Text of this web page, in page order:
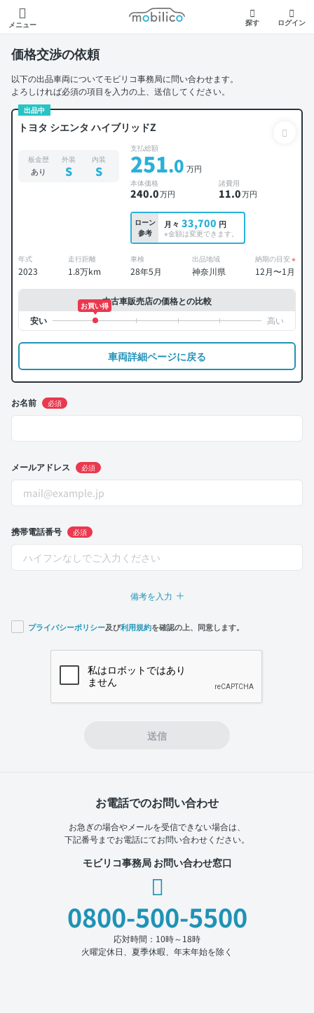
メニュー
モビリコ
探す ログイン
価格交渉の依頼
以下の出品車両についてモビリコ事務局に問い合わせます。
よろしければ必須の項目を入力の上、送信してください。
出品中
トヨタ シエンタ ハイブリッドZ
板金歴
あり
外装
S
内装
S
支払総額
251.0 万円
本体価格
240.0万円
諸費用
11.0万円
ローン
参考
月々 33,700 円
※金額は変更できます。
年式
2023
走行距離
1.8万km
車検
28年5月
出品地域
神奈川県
納期の目安 ※
12月〜1月
中古車販売店の価格との比較
お買い得
車両詳細ページに戻る
お名前 必須
メールアドレス 必須
携帯電話番号 必須
備考を入力
プライバシーポリシー及び利用規約を確認の上、同意します。
送信
お電話でのお問い合わせ
お急ぎの場合やメールを受信できない場合は、
下記番号までお電話にてお問い合わせください。
モビリコ事務局 お問い合わせ窓口
0800-500-5500
応対時間：10時～18時
火曜定休日、夏季休暇、年末年始を除く